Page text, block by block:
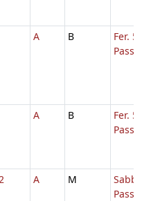
A B
Fer. 5
A B
Fer. 5
A M